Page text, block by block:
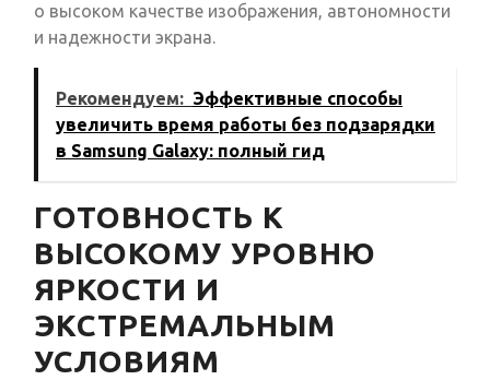
о высоком качестве изображения, автономности
и надежности экрана.
Рекомендуем: Эффективные способы
увеличить время работы без подзарядки
в Samsung Galaxy: полный гид
ГОТОВНОСТЬ К
ВЫСОКОМУ УРОВНЮ
ЯРКОСТИ И
ЭКСТРЕМАЛЬНЫМ
УСЛОВИЯМ